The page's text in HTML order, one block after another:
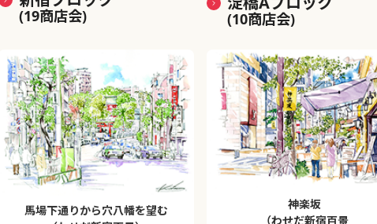
(19商店会) (10商店会)
馬場下通りから穴八幡を望む
神楽坂
（わせだ新宿百景